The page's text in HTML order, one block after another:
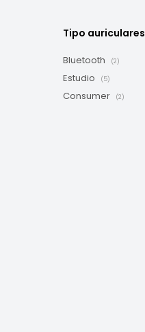
Tipo auriculares
Bluetooth (2)
Estudio (5)
Consumer (2)